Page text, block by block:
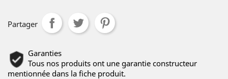
Partager
Garanties
Tous nos produits ont une garantie constructeur
mentionnée dans la fiche produit.